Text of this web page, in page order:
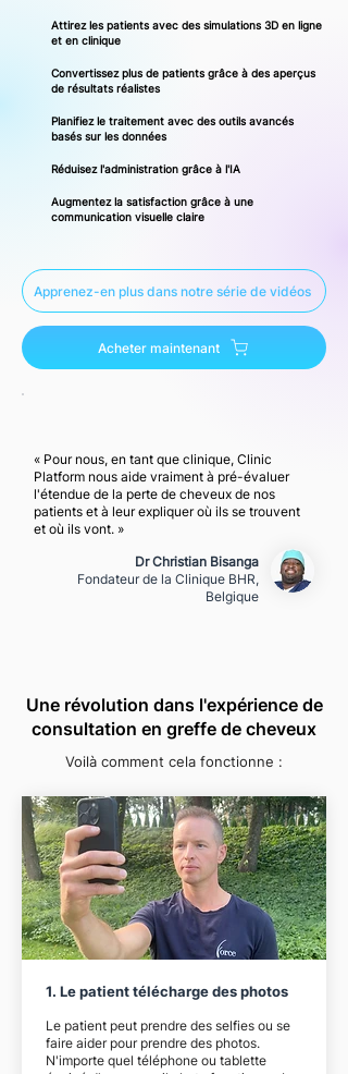
Attirez les patients avec des simulations 3D en ligne
et en clinique
Convertissez plus de patients grâce à des aperçus
de résultats réalistes
Planifiez le traitement avec des outils avancés
basés sur les données
Réduisez l'administration grâce à l'IA
Augmentez la satisfaction grâce à une
communication visuelle claire
Apprenez-en plus dans notre série de vidéos
Acheter maintenant
« Pour nous, en tant que clinique, Clinic
Platform nous aide vraiment à pré-évaluer
l'étendue de la perte de cheveux de nos
patients et à leur expliquer où ils se trouvent
et où ils vont. »
Dr Christian Bisanga
Fondateur de la Clinique BHR,
Belgique
Une révolution dans l'expérience de
consultation en greffe de cheveux
Voilà comment cela fonctionne :
1. Le patient télécharge des photos
Le patient peut prendre des selfies ou se
faire aider pour prendre des photos.
N'importe quel téléphone ou tablette